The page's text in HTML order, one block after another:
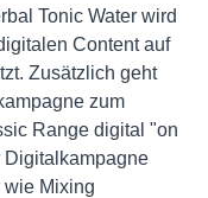
Tonic Water wird
Content auf
Zusätzlich geht
zum
Range digital "on
wie Mixing